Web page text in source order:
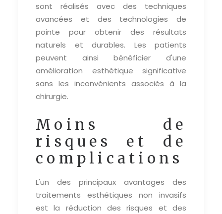
sont réalisés avec des techniques
avancées et des technologies de
pointe pour obtenir des résultats
naturels et durables. Les patients
peuvent ainsi bénéficier d'une
amélioration esthétique significative
sans les inconvénients associés à la
chirurgie.
Moins de
risques et de
complications
L'un des principaux avantages des
traitements esthétiques non invasifs
est la réduction des risques et des